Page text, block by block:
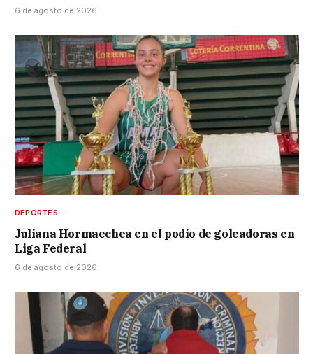
6 de agosto de 2026
DEPORTES
Juliana Hormaechea en el podio de goleadoras en
Liga Federal
6 de agosto de 2026